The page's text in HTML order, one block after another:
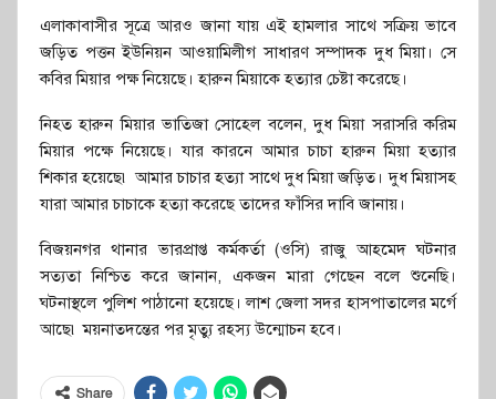
এলাকাবাসীর সূত্রে আরও জানা যায় এই হামলার সাথে সক্রিয় ভাবে
জড়িত পত্তন ইউনিয়ন আওয়ামিলীগ সাধারণ সম্পাদক দুধ মিয়া। সে
কবির মিয়ার পক্ষ নিয়েছে। হারুন মিয়াকে হত্যার চেষ্টা করেছে।
নিহত হারুন মিয়ার ভাতিজা সোহেল বলেন, দুধ মিয়া সরাসরি করিম
মিয়ার পক্ষে নিয়েছে। যার কারনে আমার চাচা হারুন মিয়া হত্যার
শিকার হয়েছে৷ আমার চাচার হত্যা সাথে দুধ মিয়া জড়িত। দুধ মিয়াসহ
যারা আমার চাচাকে হত্যা করেছে তাদের ফাঁসির দাবি জানায়।
বিজয়নগর থানার ভারপ্রাপ্ত কর্মকর্তা (ওসি) রাজু আহমেদ ঘটনার
সত্যতা নিশ্চিত করে জানান, একজন মারা গেছেন বলে শুনেছি।
ঘটনাস্থলে পুলিশ পাঠানো হয়েছে। লাশ জেলা সদর হাসপাতালের মর্গে
আছে৷ ময়নাতদন্তের পর মৃত্যু রহস্য উন্মোচন হবে।
Share